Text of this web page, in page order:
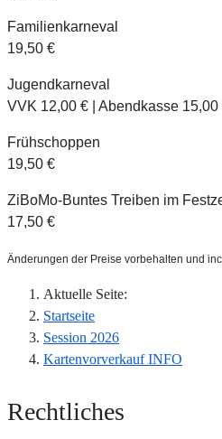
Familienkarneval
19,50 €
Jugendkarneval
VVK 12,00 € | Abendkasse 15,00
Frühschoppen
19,50 €
ZiBoMo-Buntes Treiben im
17,50 €
Änderungen der Preise vorbehalten und
Aktuelle Seite:
Startseite
Session 2026
Kartenvorverkauf INFO
Rechtliches